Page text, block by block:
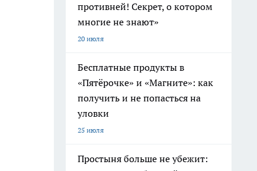
противней! Секрет, о котором
многие не знают»
20 июля
Бесплатные продукты в
«Пятёрочке» и «Магните»: как
получить и не попасться на
уловки
25 июля
Простыня больше не убежит: